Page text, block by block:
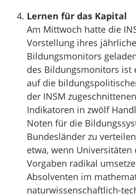
Lernen für das Kapital
Am Mittwoch hatte die
Vorstellung ihres
Bildungsmonitors
des Bildungsmonitors ist
auf die
der INSM
Indikatoren in zwölf
Noten für die
Bundesländer zu
etwa, wenn Universitäten
Vorgaben radikal
Absolventen im
naturwissenschaftlich-